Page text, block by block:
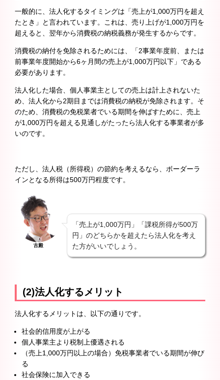
一般的に、法人化するタイミングは「売上が1,000万円を超え
たとき」と言われています。これは、売り上げが1,000万円を
超えると、翌年から消費税の納税義務が発生するからです。
消費税の納付を免除されるためには、「2事業年度前、または
前事業年度開始から6ヶ月間の売上が1,000万円以下」である
必要があります。
法人化した場合、個人事業主としての売上は計上されないた
め、法人化から2期目までは消費税の納税が免除されます。そ
のため、消費税の免税業者でいる期間を伸ばすために、売上
が1,000万円を超える見通しがたったら法人化する事業者が多
いのです。
ただし、法人税（所得税）の節約を考えるなら、ボーダーラ
インとなる所得は500万円程度です。
古殿
「売上が1,000万円」「課税所得が500万
円」のどちらかを超えたら法人化を考え
た方がいいでしょう。
(2)法人化するメリット
法人化するメリットは、以下の通りです。
社会的信用度が上がる
個人事業主より税制上優遇される
（売上1,000万円以上の場合）免税事業者でいる期間が伸び
る
社会保険に加入できる